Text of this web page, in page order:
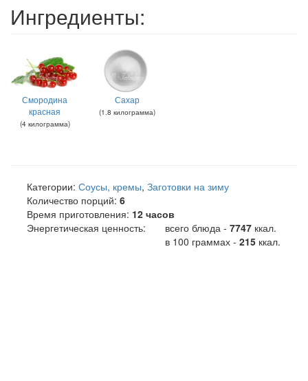
Ингредиенты:
Смородина
красная
(4 килограмма)
Сахар
(1.8 килограмма)
Категории: Соусы, кремы, Заготовки на зиму
Количество порций: 6
Время приготовления: 12 часов
Энергетическая ценность:
всего блюда - 7747 ккал.
в 100 граммах - 215 ккал.